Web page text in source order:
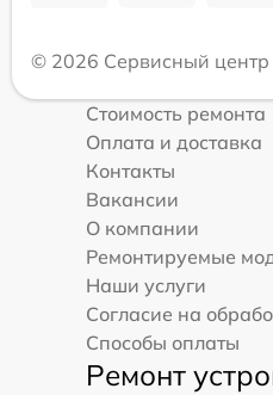
© 2026 Сервисный
Стоимость ремонта
Оплата и доставка
Контакты
Вакансии
О компании
Ремонтируемые
Наши услуги
Согласие на
Способы оплаты
Ремонт